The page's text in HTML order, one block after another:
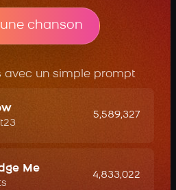
chanson
avec un simple prompt
5,589,327
Me
4,833,022